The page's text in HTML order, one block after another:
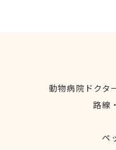
動物病院ドクタ
路線
ペ